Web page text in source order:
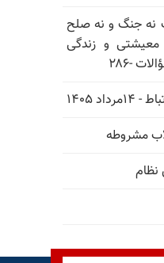
نه جنگ و نه صلح
و زندگی
-۲۸۶
۱۴۰۵
نظام